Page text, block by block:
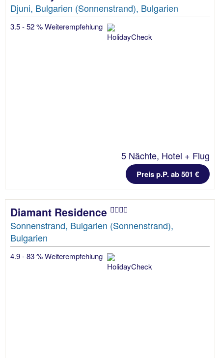
Djuni, Bulgarien (Sonnenstrand), Bulgarien
3.5 - 52 % Weiterempfehlung
5 Nächte, Hotel + Flug
Preis p.P. ab 501 €
Diamant Residence
Sonnenstrand, Bulgarien (Sonnenstrand),
Bulgarien
4.9 - 83 % Weiterempfehlung